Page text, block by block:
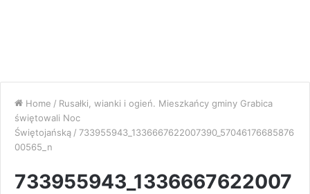
Home / Rusałki, wianki i ogień. Mieszkańcy gminy Grabica
świętowali Noc
Świętojańską / 733955943_1336667622007390_57046176685876
00565_n
733955943_1336667622007